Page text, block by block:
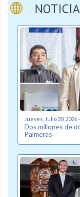
Jueves, Julio 30, 2026
Dos millones de
Palmeras